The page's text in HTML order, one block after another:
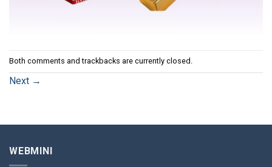
Both comments and trackbacks are currently closed.
Next →
WEBMINI